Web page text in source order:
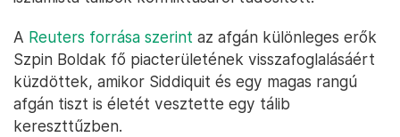
A Reuters forrása szerint az afgán különleges erők
Szpin Boldak fő piacterületének visszafoglalásáért
küzdöttek, amikor Siddiquit és egy magas rangú
afgán tiszt is életét vesztette egy tálib
kereszttűzben.